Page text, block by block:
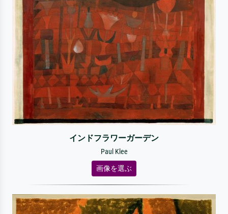
インドフラワーガーデン
Paul Klee
画像を選ぶ